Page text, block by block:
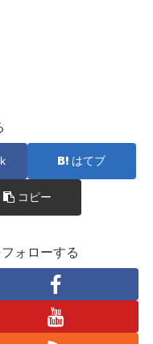
はてブ
コピー
ォローする